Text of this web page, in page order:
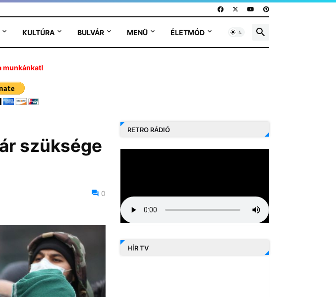
KULTÚRA BULVÁR MENÜ ÉLETMÓD
munkánkat!
szüksége
0
RETRO RÁDIÓ
HÍR TV